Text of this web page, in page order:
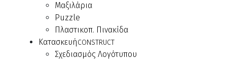
Μαξιλάρια
Puzzle
Πλαστικοπ. Πινακίδα
ΚατασκευήCONSTRUCT
Σχεδιασμός Λογότυπου